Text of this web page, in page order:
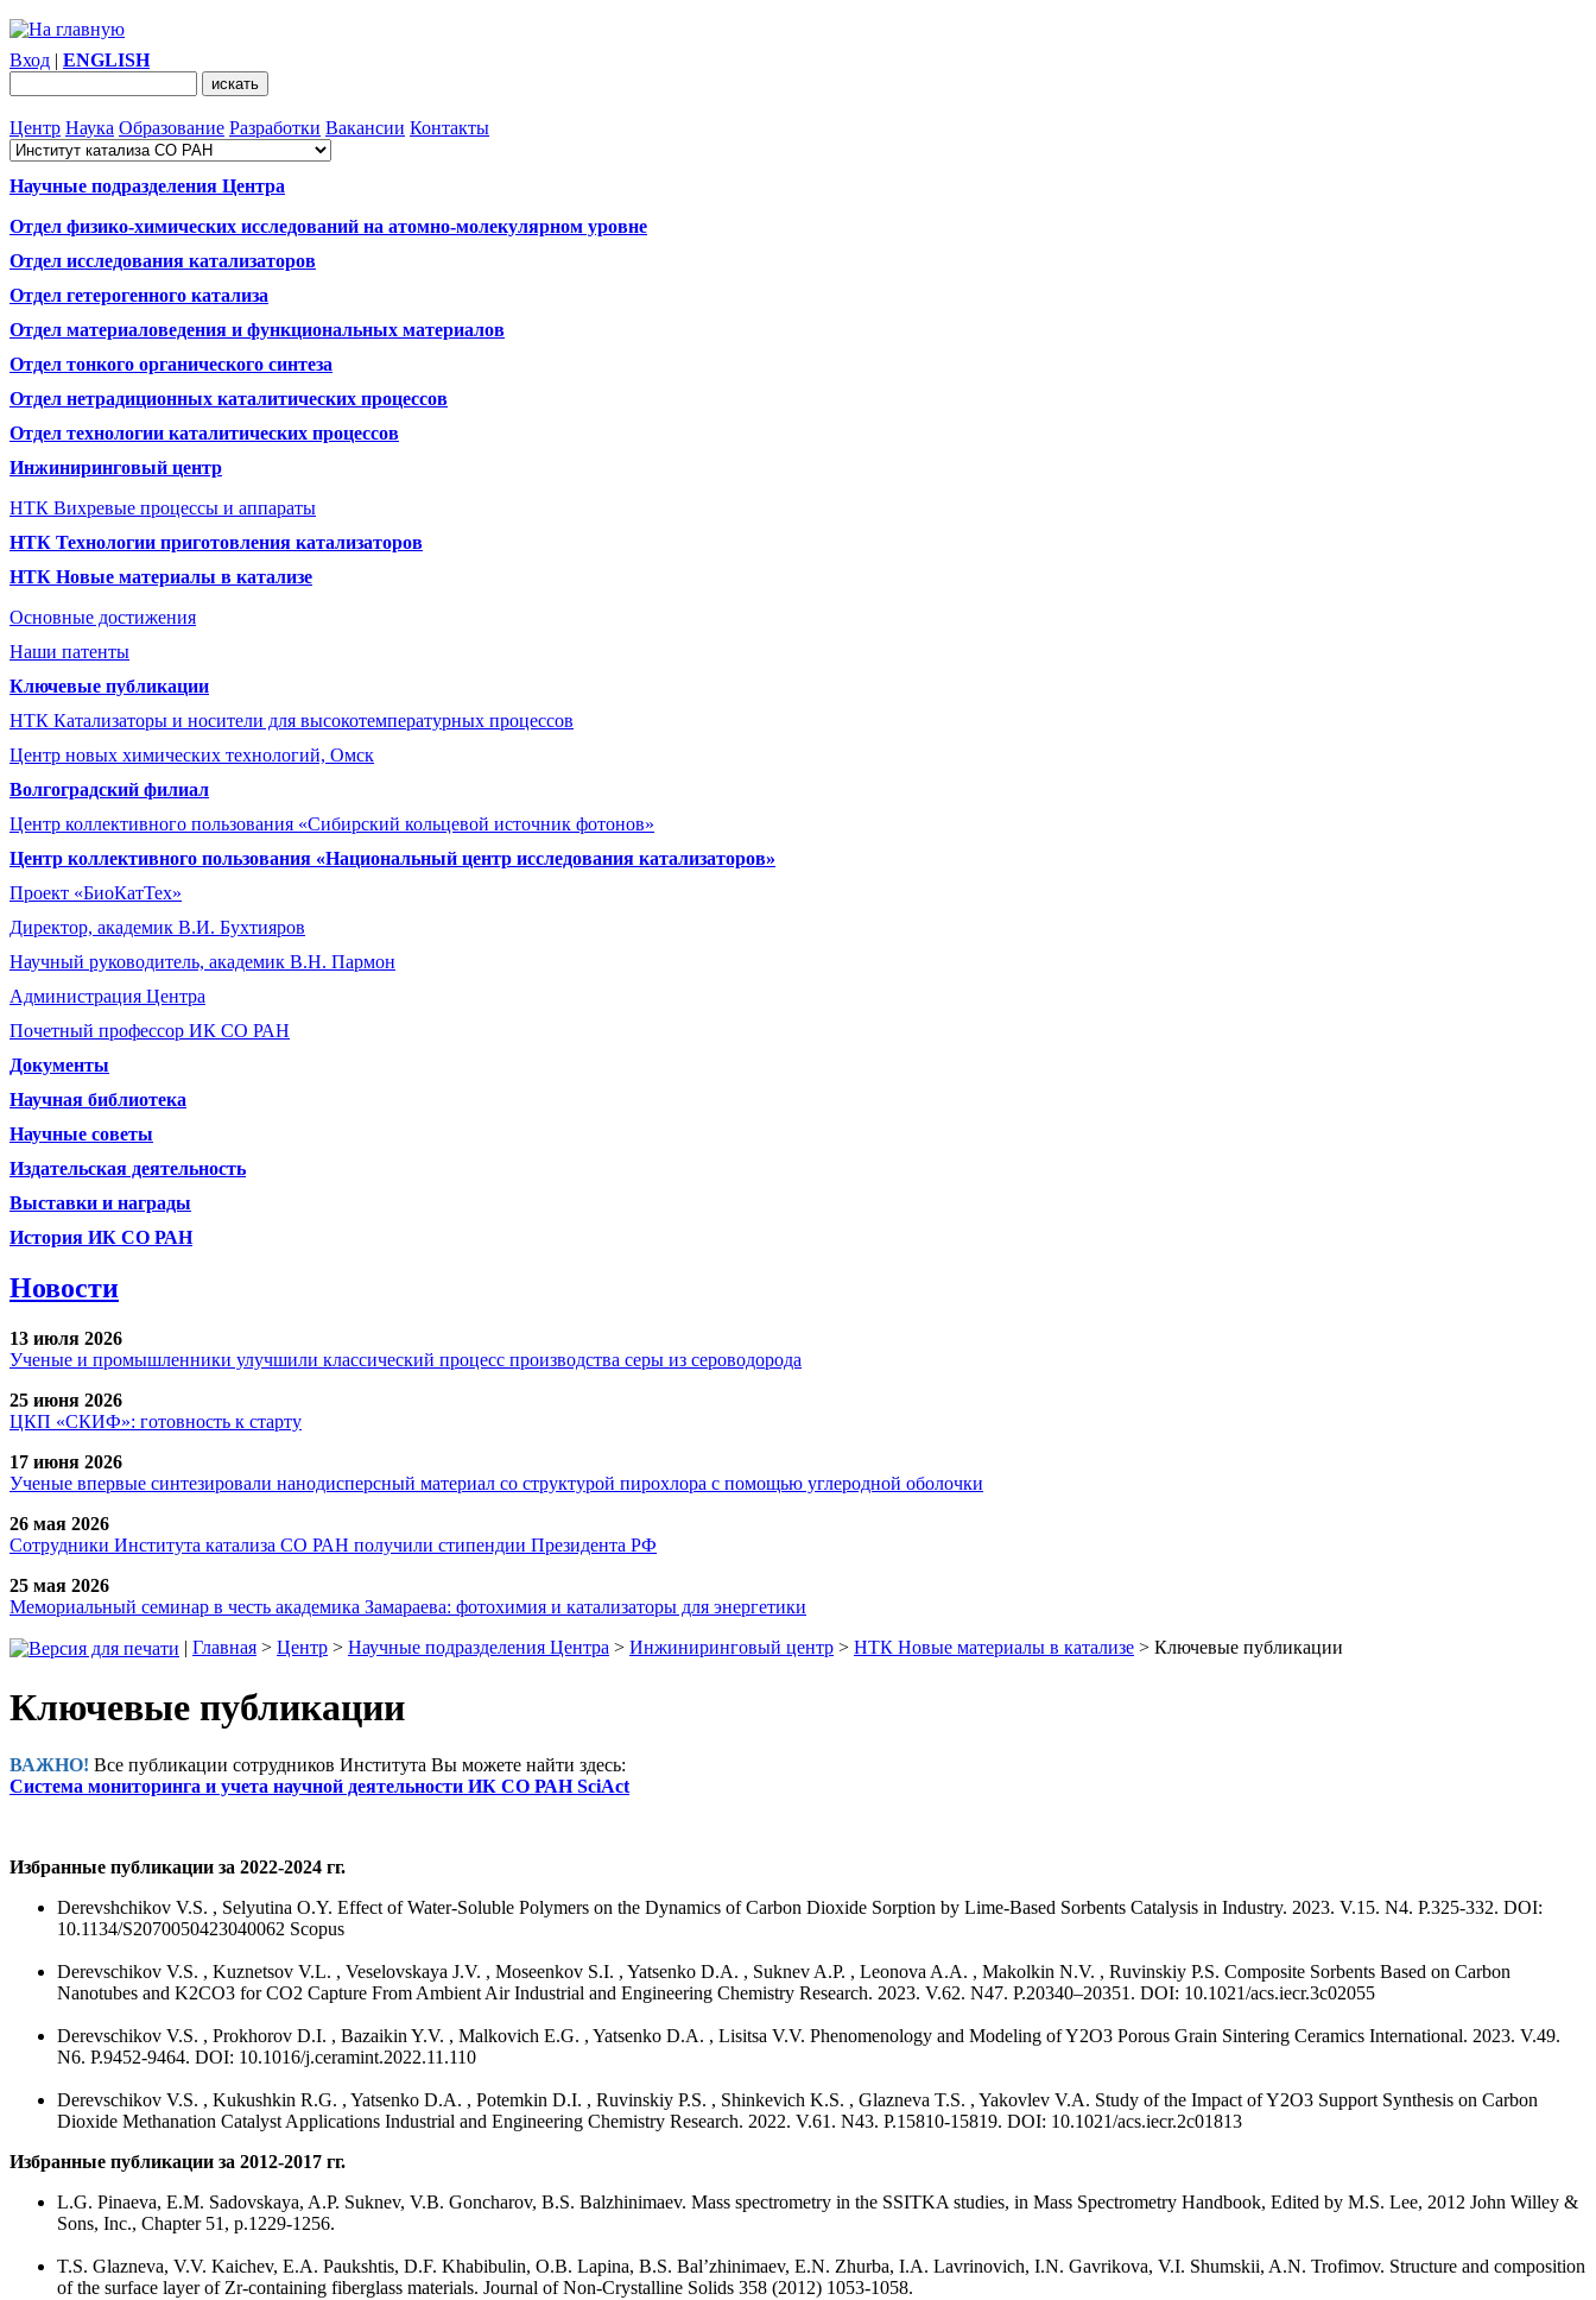
Вход | ENGLISH
Центр Наука Образование Разработки Вакансии Контакты
Научные подразделения Центра
Отдел физико-химических исследований на атомно-молекулярном уровне
Отдел исследования катализаторов
Отдел гетерогенного катализа
Отдел материаловедения и функциональных материалов
Отдел тонкого органического синтеза
Отдел нетрадиционных каталитических процессов
Отдел технологии каталитических процессов
Инжиниринговый центр
НТК Вихревые процессы и аппараты
НТК Технологии приготовления катализаторов
НТК Новые материалы в катализе
Основные достижения
Наши патенты
Ключевые публикации
НТК Катализаторы и носители для высокотемпературных процессов
Центр новых химических технологий, Омск
Волгоградский филиал
Центр коллективного пользования «Сибирский кольцевой источник фотонов»
Центр коллективного пользования «Национальный центр исследования катализаторов»
Проект «БиоКатТех»
Директор, академик В.И. Бухтияров
Научный руководитель, академик В.Н. Пармон
Администрация Центра
Почетный профессор ИК СО РАН
Документы
Научная библиотека
Научные советы
Издательская деятельность
Выставки и награды
История ИК СО РАН
Новости
13 июля 2026
Ученые и промышленники улучшили классический процесс производства серы из сероводорода
25 июня 2026
ЦКП «СКИФ»: готовность к старту
17 июня 2026
Ученые впервые синтезировали нанодисперсный материал со структурой пирохлора с помощью углеродной оболочки
26 мая 2026
Сотрудники Института катализа СО РАН получили стипендии Президента РФ
25 мая 2026
Мемориальный семинар в честь академика Замараева: фотохимия и катализаторы для энергетики
| Главная > Центр > Научные подразделения Центра > Инжиниринговый центр > НТК Новые материалы в катализе > Ключевые публикации
Ключевые публикации
ВАЖНО! Все публикации сотрудников Института Вы можете найти здесь:
Система мониторинга и учета научной деятельности ИК СО РАН SciAct
Избранные публикации за 2022-2024 гг.
Derevshchikov V.S. , Selyutina O.Y. Effect of Water-Soluble Polymers on the Dynamics of Carbon Dioxide Sorption by Lime-Based Sorbents Catalysis in Industry. 2023. V.15. N4. P.325-332. DOI:
10.1134/S2070050423040062 Scopus
Derevschikov V.S. , Kuznetsov V.L. , Veselovskaya J.V. , Moseenkov S.I. , Yatsenko D.A. , Suknev A.P. , Leonova A.A. , Makolkin N.V. , Ruvinskiy P.S. Composite Sorbents Based on Carbon
Nanotubes and K2CO3 for CO2 Capture From Ambient Air Industrial and Engineering Chemistry Research. 2023. V.62. N47. P.20340–20351. DOI: 10.1021/acs.iecr.3c02055
Derevschikov V.S. , Prokhorov D.I. , Bazaikin Y.V. , Malkovich E.G. , Yatsenko D.A. , Lisitsa V.V. Phenomenology and Modeling of Y2O3 Porous Grain Sintering Ceramics International. 2023. V.49.
N6. P.9452-9464. DOI: 10.1016/j.ceramint.2022.11.110
Derevschikov V.S. , Kukushkin R.G. , Yatsenko D.A. , Potemkin D.I. , Ruvinskiy P.S. , Shinkevich K.S. , Glazneva T.S. , Yakovlev V.A. Study of the Impact of Y2O3 Support Synthesis on Carbon
Dioxide Methanation Catalyst Applications Industrial and Engineering Chemistry Research. 2022. V.61. N43. P.15810-15819. DOI: 10.1021/acs.iecr.2c01813
Избранные публикации за 2012-2017 гг.
L.G. Pinaeva, E.M. Sadovskaya, A.P. Suknev, V.B. Goncharov, B.S. Balzhinimaev. Mass spectrometry in the SSITKA studies, in Mass Spectrometry Handbook, Edited by M.S. Lee, 2012 John Willey &
Sons, Inc., Chapter 51, p.1229-1256.
T.S. Glazneva, V.V. Kaichev, E.A. Paukshtis, D.F. Khabibulin, O.B. Lapina, B.S. Bal’zhinimaev, E.N. Zhurba, I.A. Lavrinovich, I.N. Gavrikova, V.I. Shumskii, A.N. Trofimov. Structure and composition
of the surface layer of Zr-containing fiberglass materials. Journal of Non-Crystalline Solids 358 (2012) 1053-1058.